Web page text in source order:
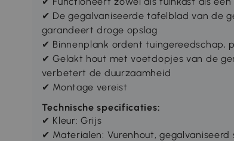
✔ De gegalvaniseerde tafelblad van de
garandeert droge opslag
✔ Binnenplank ordent tuingereedschap,
✔ Gelakt hout met voetdopjes van de
verbetert de duurzaamheid
✔ Montage vereist
Technische specificaties:
✔ Kleur: Grijs
✔ Materialen: Vurenhout, gegalvaniseerd